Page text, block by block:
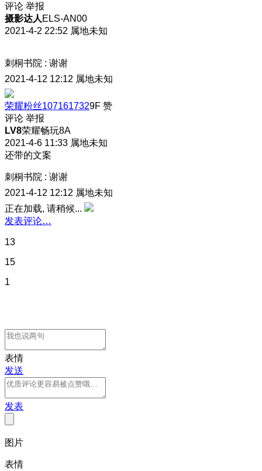
评论 举报
摄影达人 ELS-AN00
2021-4-2 22:52 属地未知
刺桐书院 : 谢谢
2021-4-12 12:12 属地未知
荣耀粉丝1071617329F 赞
评论 举报
LV8荣耀畅玩8A
2021-4-6 11:33 属地未知
还带的文案
刺桐书院 : 谢谢
2021-4-12 12:12 属地未知
正在加载, 请稍候...
发表评论…
13
15
1
表情
发送
发表
图片
表情